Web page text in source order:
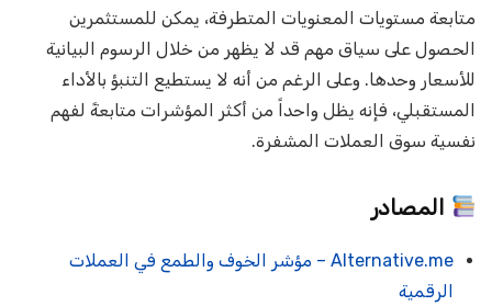
متابعة مستويات المعنويات المتطرفة، يمكن للمستثمرين
الحصول على سياق مهم قد لا يظهر من خلال الرسوم البيانية
للأسعار وحدها. وعلى الرغم من أنه لا يستطيع التنبؤ بالأداء
المستقبلي، فإنه يظل واحداً من أكثر المؤشرات متابعةً لفهم
نفسية سوق العملات المشفرة.
المصادر
Alternative.me – مؤشر الخوف والطمع في العملات
الرقمية